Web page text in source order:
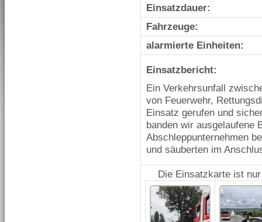
Einsatzdauer:
Fahrzeuge:
alarmierte Einheiten:
Einsatzbericht:
Ein Verkehrsunfall
von Feuerwehr,
Einsatz gerufen und
banden wir ausgelaufene
Abschleppunternehmen
und säuberten im
Die Einsatzkarte ist